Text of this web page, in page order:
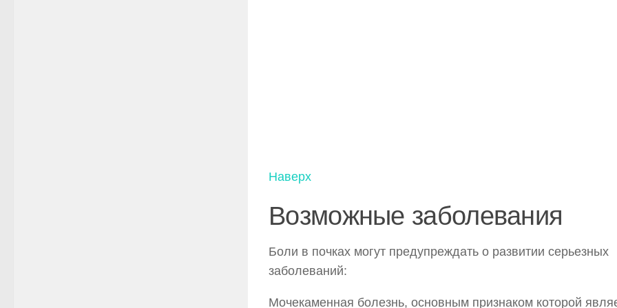
Наверх
Возможные заболевания
Боли в почках могут предупреждать о развитии серьезных
заболеваний:
Мочекаменная болезнь, основным признаком которой